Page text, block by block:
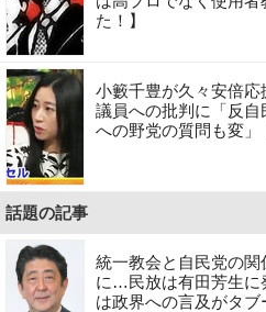
た！】
小籔千豊が久々安倍
議員への批判に「反
への野党の質問も変」
話題の記事
統一教会と自民党の
に…民放は有田芳生に
は政界への言及がタブ